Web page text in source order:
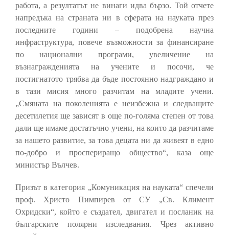
работа, а резултатът не винаги идва бързо. Той отчете
напредъка на страната ни в сферата на науката през
последните години – подобрена научна
инфраструктура, повече възможности за финансиране
по национални програми, увеличение на
възнагражденията на учените и посочи, че
постигнатото трябва да бъде постоянно надграждано и
в тази мисия много разчитам на младите учени.
„Смяната на поколенията е неизбежна и следващите
десетилетия ще зависят в още по-голяма степен от това
дали ще имаме достатъчно учени, на които да разчитаме
за нашето развитие, за това децата ни да живеят в едно
по-добро и проспериращо общество“, каза още
министър Вълчев.
Призът в категория „Комуникация на науката“ спечели
проф. Христо Пимпирев от СУ „Св. Климент
Охридски“, който е създател, двигател и посланик на
българските полярни изследвания. Чрез активно